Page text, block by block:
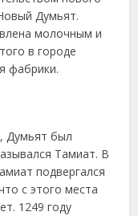
Думьят.
молочным и
в городе
фабрики.
Думьят был
Тамиат. В
подвергался
с этого места
1249 году